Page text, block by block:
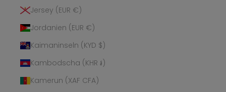
Jersey (EUR €)
Jordanien (EUR €)
Kaimaninseln (KYD $)
Kambodscha (KHR ៛)
Kamerun (XAF CFA)